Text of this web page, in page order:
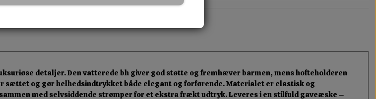
detaljer. Den vatterede bh giver god støtte og fremhæver barmen, mens hofteholderen
og gør helhedsindtrykket både elegant og forførende. Materialet er elastisk og
med selvsiddende strømper for et ekstra frækt udtryk. Leveres i en stilfuld gaveæske –